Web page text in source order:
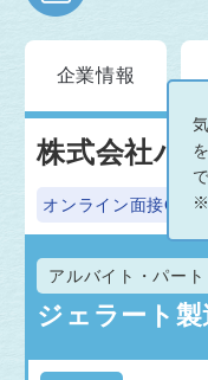
企業情報
株式会社パ
オンライン面接OK
アルバイト・パート
ジェラート
※